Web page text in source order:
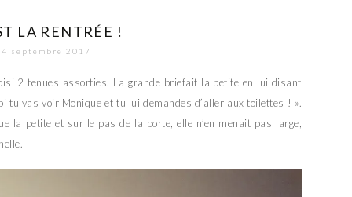
LA RENTRÉE !
4 septembre 2017
2 tenues assorties. La grande briefait la petite en lui disant
tu vas voir Monique et tu lui demandes d’aller aux toilettes ! ».
la petite et sur le pas de la porte, elle n’en menait pas large,